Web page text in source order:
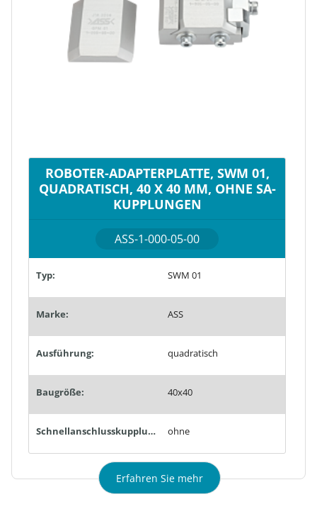
ROBOTER-ADAPTERPLATTE, SWM 01,
QUADRATISCH, 40 X 40 MM, OHNE SA-
KUPPLUNGEN
ASS-1-000-05-00
Typ: SWM 01
Marke: ASS
Ausführung: quadratisch
Baugröße: 40x40
Schnellanschlusskupplungen: ohne
Erfahren Sie mehr